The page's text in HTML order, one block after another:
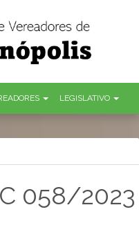
LEGISLATIVO
058/2023